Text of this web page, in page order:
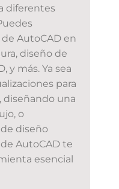
diferentes
AutoCAD en
diseño de
y más. Ya sea
para
diseñando una
o
diseño
AutoCAD te
esencial